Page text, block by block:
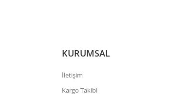
KURUMSAL
İletişim
Kargo Takibi